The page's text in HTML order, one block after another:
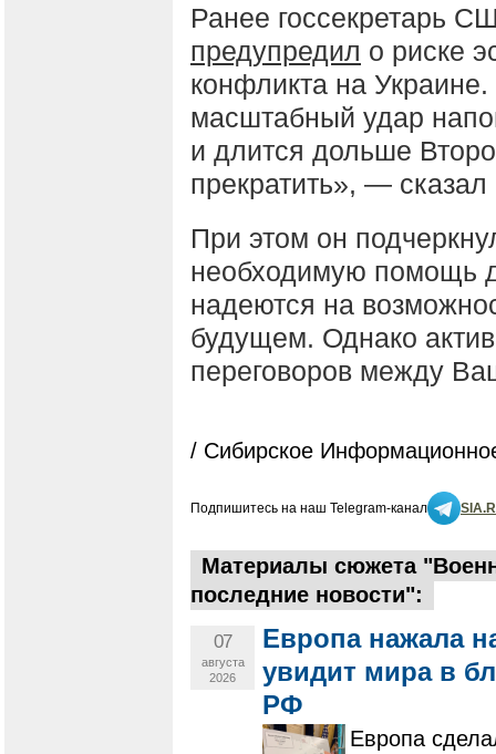
Ранее госсекретарь
предупредил о риске
конфликта на
масштабный удар
и длится дольше
прекратить», —
При этом он
необходимую помощь
надеются на
будущем. Однако
переговоров между
/ Сибирское
Подпишитесь на наш Telegram-канал
Материалы сюжета
последние новости":
07
августа
2026
Европа нажала
увидит мира в
РФ
Европа